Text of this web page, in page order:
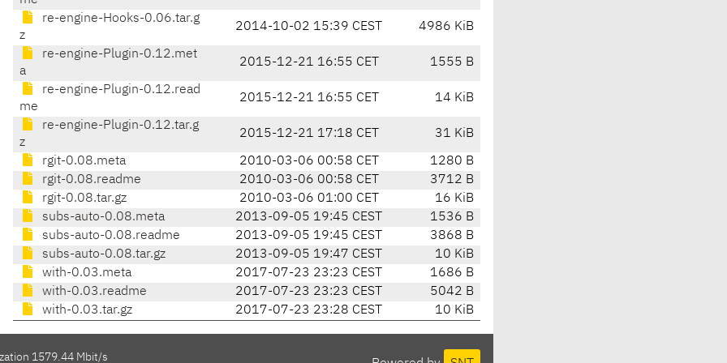
re-engine-Hooks-0.06.tar.g
z
2014-10-02 15:39 CEST 4986 KiB
re-engine-Plugin-0.12.met
a
2015-12-21 16:55 CET 1555 B
re-engine-Plugin-0.12.read
me
2015-12-21 16:55 CET 14 KiB
re-engine-Plugin-0.12.tar.g
z
2015-12-21 17:18 CET 31 KiB
rgit-0.08.meta 2010-03-06 00:58 CET
1280 B
rgit-0.08.readme
2010-03-06 00:58 CET
3712 B
rgit-0.08.tar.gz
2010-03-06 01:00 CET
16 KiB
subs-auto-0.08.meta
2013-09-05 19:45 CEST
1536 B
subs-auto-0.08.readme
2013-09-05 19:45 CEST
3868 B
subs-auto-0.08.tar.gz
2013-09-05 19:47 CEST
10 KiB
with-0.03.meta
2017-07-23 23:23 CEST
1686 B
with-0.03.readme
2017-07-23 23:23 CEST
5042 B
with-0.03.tar.gz
2017-07-23 23:28 CEST 10 KiB
1579.44 Mbit/s